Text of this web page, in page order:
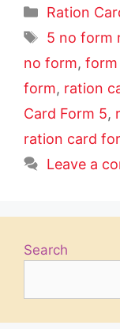
Categories
Ration
Tags
5 no form
no form, form
form, ration
Card Form 5,
ration card
Leave a
Search